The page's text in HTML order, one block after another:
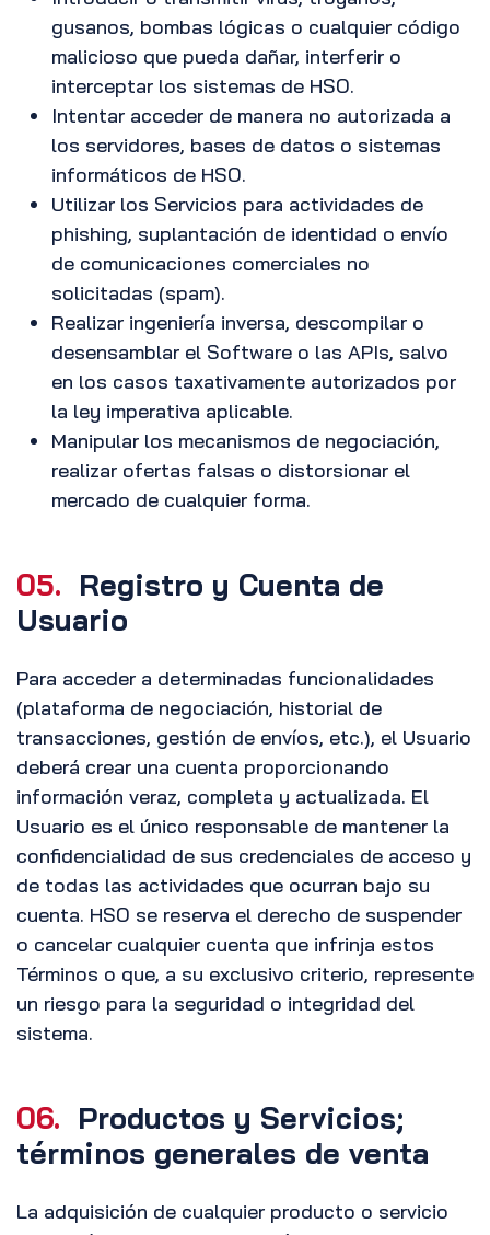
gusanos, bombas lógicas o cualquier código
malicioso que pueda dañar, interferir o
interceptar los sistemas de HSO.
Intentar acceder de manera no autorizada a
los servidores, bases de datos o sistemas
informáticos de HSO.
Utilizar los Servicios para actividades de
phishing, suplantación de identidad o envío
de comunicaciones comerciales no
solicitadas (spam).
Realizar ingeniería inversa, descompilar o
desensamblar el Software o las APIs, salvo
en los casos taxativamente autorizados por
la ley imperativa aplicable.
Manipular los mecanismos de negociación,
realizar ofertas falsas o distorsionar el
mercado de cualquier forma.
05. Registro y Cuenta de
Usuario
Para acceder a determinadas funcionalidades
(plataforma de negociación, historial de
transacciones, gestión de envíos, etc.), el Usuario
deberá crear una cuenta proporcionando
información veraz, completa y actualizada. El
Usuario es el único responsable de mantener la
confidencialidad de sus credenciales de acceso y
de todas las actividades que ocurran bajo su
cuenta. HSO se reserva el derecho de suspender
o cancelar cualquier cuenta que infrinja estos
Términos o que, a su exclusivo criterio, represente
un riesgo para la seguridad o integridad del
sistema.
06. Productos y Servicios;
términos generales de venta
La adquisición de cualquier producto o servicio